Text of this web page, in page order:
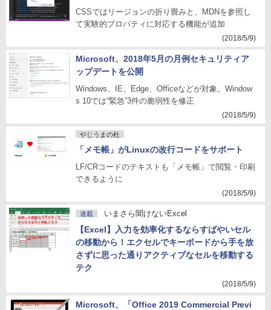
CSSではリージョンの折り畳みと、MDNを参照し
て実験的プロパティに対応する機能が追加
(2018/5/9)
Microsoft、2018年5月の月例セキュリティア
ップデートを公開
Windows、IE、Edge、Officeなどが対象。Window
s 10では“緊急”3件の脆弱性を修正
(2018/5/9)
やじうまの杜
「メモ帳」がLinuxの改行コードをサポート
LF/CRコードのテキストも「メモ帳」で閲覧・印刷
できるように
(2018/5/9)
連載 いまさら聞けないExcel
【Excel】入力を効率化するならすばやいセル
の移動から！エクセルでキーボードから手を放
さずに思った通りアクティブなセルを移動する
テク
(2018/5/9)
Microsoft、「Office 2019 Commercial Previ